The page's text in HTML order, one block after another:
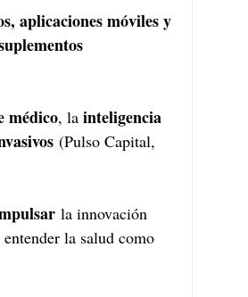
aplicaciones móviles y
médico, la inteligencia
(Pulso Capital,
la innovación
la salud como